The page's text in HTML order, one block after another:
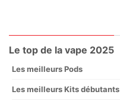
Le top de la vape 2025
Les meilleurs Pods
Les meilleurs Kits débutants